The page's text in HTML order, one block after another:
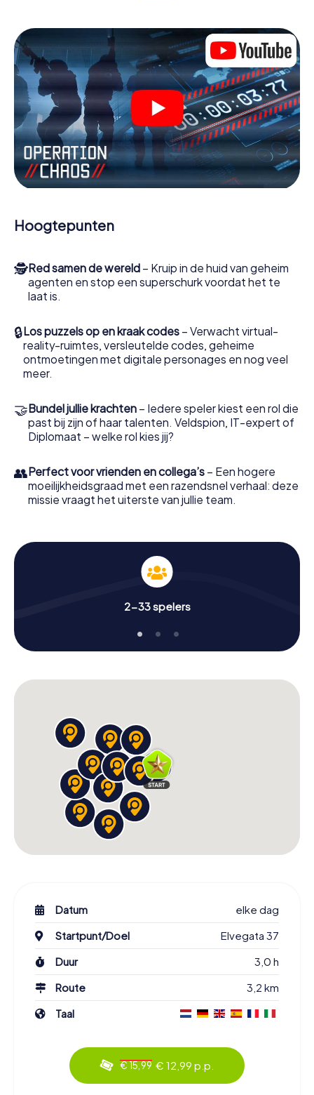
niet opgesloten in een kamer waaruit je jezelf binnen een
bepaald tijdvenster moet bevrijden. Met deze
speurtocht met een smartphone wordt heel Sandnes
jouw speelveld! De technische voorwaarden voor jouw
avontuur in Sandnes zijn een smartphone en toegang tot
het mobiel internet. Met één klik krijg jij toegang tot onze
app. Je hoeft niets te installeren om door interactieve
video's, lastige minigames of andere functies in de actie
te worden getrokken.
Werk samen als een team, onderschep vijandige
spionnen en lok de handlangers van de schurk naar je toe.
excelleren om de slechteriken te stoppen. In
tegenstelling tot James Bond en Co. zullen jouw daden
jezelf en jouw team in de hoogste score van Sandnes en
krijg toegang tot jouw eigen fotogalerij. De escape game
van myCityHunt verandert Sandnes in jouw eigen
wereld van spionage en geheime agenten en verander
Sandnes in een escaperoom in de buitenlucht!
Hoogtepunten
🕵Red samen de wereld – Kruip in de huid van geheim
agenten en stop een superschurk voordat het te
laat is.
🔒Los puzzels op en kraak codes – Verwacht virtual-
reality-ruimtes, versleutelde codes, geheime
ontmoetingen met digitale personages en nog veel
meer.
🤝Bundel jullie krachten – Iedere speler kiest een rol die
past bij zijn of haar talenten. Veldspion, IT-expert of
Diplomaat – welke rol kies jij?
👥Perfect voor vrienden en collega’s – Een hogere
moeilijkheidsgraad met een razendsnel verhaal: deze
missie vraagt het uiterste van jullie team.
2-33 spelers
Datum
elke dag
Startpunt/Doel
Elvegata 37
Duur
3,0 h
Route
3,2 km
Taal
€ 15,99 € 12,99 p.p.